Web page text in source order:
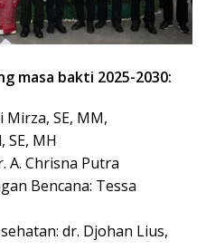
masa bakti 2025-2030:
Mirza, SE, MM,
SE, MH
A. Chrisna Putra
Bencana: Tessa
dr. Djohan Lius,